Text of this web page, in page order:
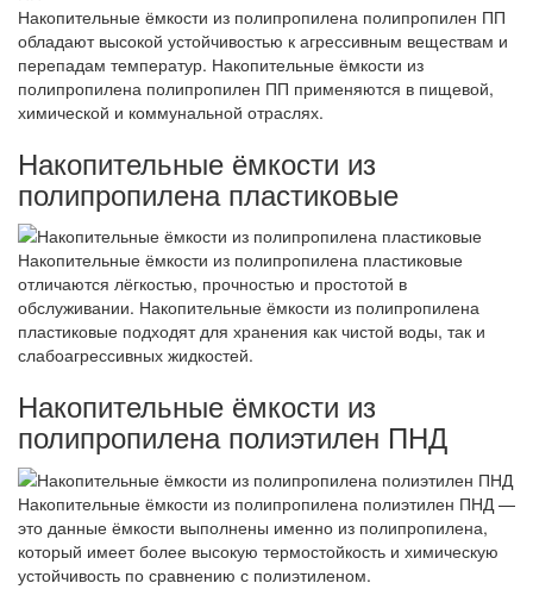
Накопительные ёмкости из полипропилена полипропилен ПП
обладают высокой устойчивостью к агрессивным веществам и
перепадам температур. Накопительные ёмкости из
полипропилена полипропилен ПП применяются в пищевой,
химической и коммунальной отраслях.
Накопительные ёмкости из
полипропилена пластиковые
Накопительные ёмкости из полипропилена пластиковые
отличаются лёгкостью, прочностью и простотой в
обслуживании. Накопительные ёмкости из полипропилена
пластиковые подходят для хранения как чистой воды, так и
слабоагрессивных жидкостей.
Накопительные ёмкости из
полипропилена полиэтилен ПНД
Накопительные ёмкости из полипропилена полиэтилен ПНД —
это данные ёмкости выполнены именно из полипропилена,
который имеет более высокую термостойкость и химическую
устойчивость по сравнению с полиэтиленом.